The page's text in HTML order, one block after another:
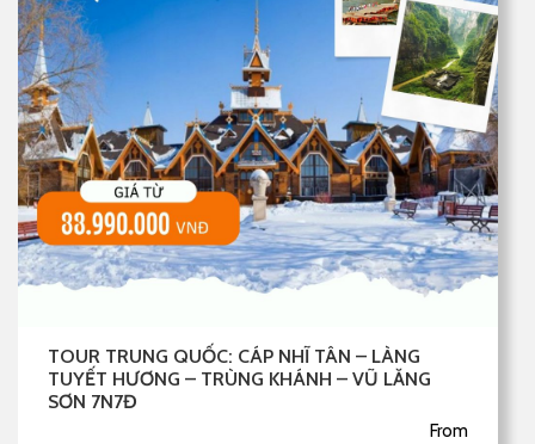
TOUR TRUNG QUỐC: CÁP NHĨ TÂN – LÀNG
TUYẾT HƯƠNG – TRÙNG KHÁNH – VŨ LĂNG
SƠN 7N7Đ
From